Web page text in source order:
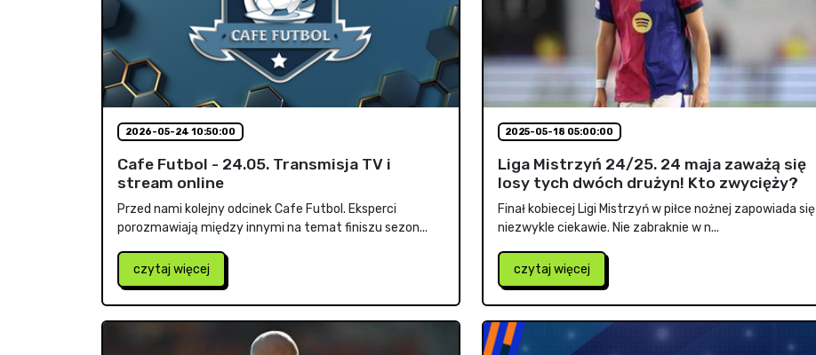
2026-05-24 10:50:00
Cafe Futbol - 24.05. Transmisja TV i
stream online
Przed nami kolejny odcinek Cafe Futbol. Eksperci
porozmawiają między innymi na temat finiszu sezon...
czytaj więcej
2025-05-18 05:00:00
Liga Mistrzyń 24/25. 24 maja zaważą się
losy tych dwóch drużyn! Kto zwycięży?
Finał kobiecej Ligi Mistrzyń w piłce nożnej zapowiada się
niezwykle ciekawie. Nie zabraknie w n...
czytaj więcej